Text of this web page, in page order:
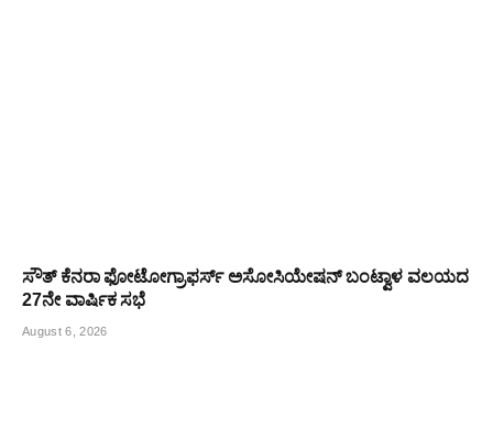
ಸೌತ್ ಕೆನರಾ ಫೋಟೋಗ್ರಾಫರ್ಸ್ ಅಸೋಸಿಯೇಷನ್ ಬಂಟ್ವಾಳ ವಲಯದ
27ನೇ ವಾರ್ಷಿಕ ಸಭೆ
August 6, 2026